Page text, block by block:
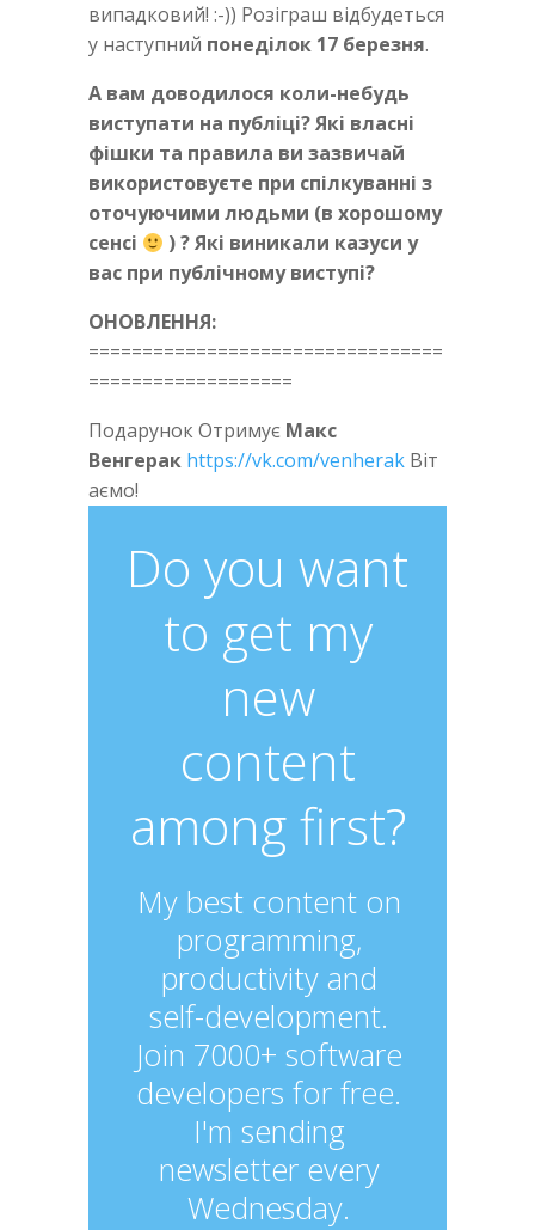
випадковий! :-)) Розіграш відбудеться
у наступний понеділок 17 березня.
А вам доводилося коли-небудь
виступати на публіці? Які власні
фішки та правила ви зазвичай
використовуєте при спілкуванні з
оточуючими людьми (в хорошому
сенсі
) ? Які виникали казуси у
вас при публічному виступі?
ОНОВЛЕННЯ:
=================================
===================
Подарунок Отримує Макс
Венгерак https://vk.com/venherak Віт
аємо!
Do you want
to get my
new
content
among first?
My best content on
programming,
productivity and
self-development.
Join 7000+ software
developers for free.
I'm sending
newsletter every
Wednesday.